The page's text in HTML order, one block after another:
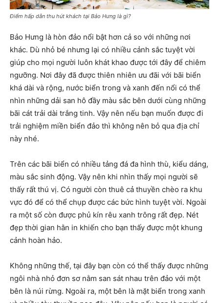
Điểm hấp dẫn thu hút khách tại Bảo Hưng là gì?
Bảo Hưng là hòn đảo nổi bật hơn cả so với những nơi
khác. Dù nhỏ bé nhưng lại có nhiều cảnh sắc tuyệt vời
giúp cho mọi người luôn khát khao được tới đây để chiêm
ngưỡng. Nơi đây đã được thiên nhiên ưu đãi với bãi biển
khá dài và rộng, nước biển trong và xanh đến nổi có thể
nhìn những dải san hô đầy màu sắc bên dưới cùng những
bãi cát trải dài trắng tinh. Vậy nên nếu bạn muốn được đi
trải nghiệm miền biển đảo thì không nên bỏ qua địa chỉ
này nhé.
Trên các bãi biển có nhiều tảng đá đa hình thù, kiểu dáng,
màu sắc sinh động. Vậy nên khi nhìn thấy mọi người sẽ
thấy rất thú vị. Có người còn thuê cả thuyền chèo ra khu
vực đó để có thể chụp được các bức hình tuyệt vời. Ngoài
ra một số còn được phủ kín rêu xanh trông rất đẹp. Nét
đẹp thời gian hằn in khiến cho bạn thấy được một khung
cảnh hoàn hảo.
Không những thế, tại đây bạn còn có thể thấy được những
ngôi nhà nhỏ đơn sơ nằm san sát nhau trên đảo với một
bên là núi rừng. Ngoài ra, một bên là mặt biển trong xanh